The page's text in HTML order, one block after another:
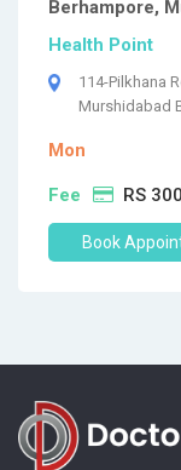
Berhampore,
Health Point
114-Pilkhana
Murshidabad
Mon
Fee RS 300
Book